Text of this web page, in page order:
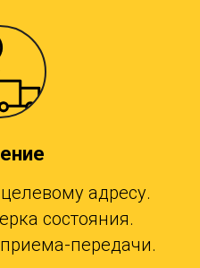
адресу.
состояния.
передачи.